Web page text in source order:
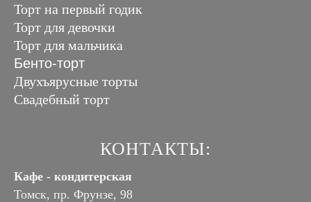
Торт на первый годик
Торт для девочки
Торт для мальчика
Бенто-торт
Двухъярусные торты
Свадебный торт
КОНТАКТЫ:
Кафе - кондитерская
Томск, пр. Фрунзе, 98